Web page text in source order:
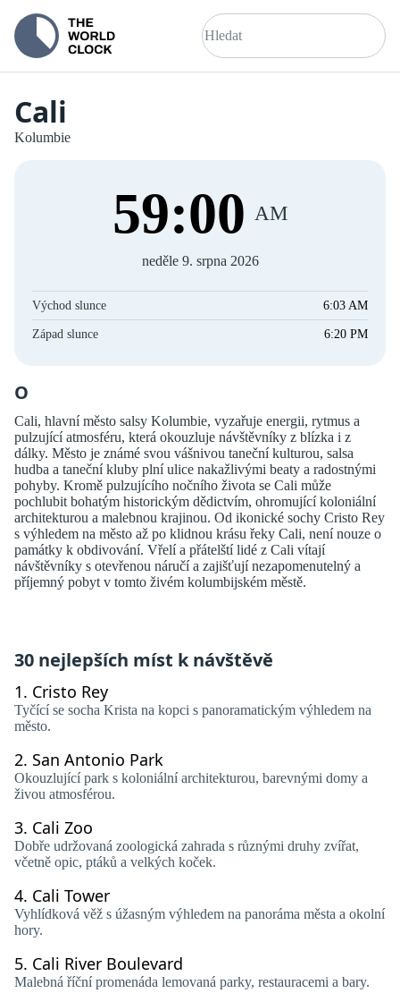
Cali
Kolumbie
59:00 AM
neděle 9. srpna 2026
Východ slunce 6:03 AM
Západ slunce 6:20 PM
O
Cali, hlavní město salsy Kolumbie, vyzařuje energii, rytmus a
pulzující atmosféru, která okouzluje návštěvníky z blízka i z
dálky. Město je známé svou vášnivou taneční kulturou, salsa
hudba a taneční kluby plní ulice nakažlivými beaty a radostnými
pohyby. Kromě pulzujícího nočního života se Cali může
pochlubit bohatým historickým dědictvím, ohromující koloniální
architekturou a malebnou krajinou. Od ikonické sochy Cristo Rey
s výhledem na město až po klidnou krásu řeky Cali, není nouze o
památky k obdivování. Vřelí a přátelští lidé z Cali vítají
návštěvníky s otevřenou náručí a zajišťují nezapomenutelný a
příjemný pobyt v tomto živém kolumbijském městě.
30 nejlepších míst k návštěvě
1. Cristo Rey
Tyčící se socha Krista na kopci s panoramatickým výhledem na
město.
2. San Antonio Park
Okouzlující park s koloniální architekturou, barevnými domy a
živou atmosférou.
3. Cali Zoo
Dobře udržovaná zoologická zahrada s různými druhy zvířat,
včetně opic, ptáků a velkých koček.
4. Cali Tower
Vyhlídková věž s úžasným výhledem na panoráma města a okolní
hory.
5. Cali River Boulevard
Malebná říční promenáda lemovaná parky, restauracemi a bary.